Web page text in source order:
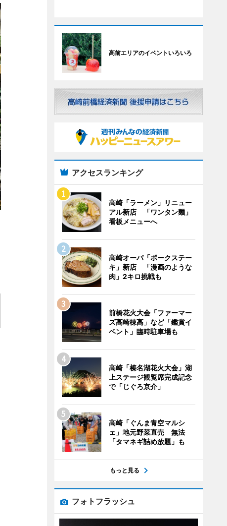
高前エリアのイベントいろいろ
アクセスランキング
高崎「ラーメン」リニュー
アル新店 「ワンタン麺」
看板メニューへ
高崎オーパ「ポークステー
キ」新店 「漫画のような
肉」2キロ挑戦も
前橋花火大会「ファーマー
ズ高崎棟高」など「鑑賞イ
ベント」臨時駐車場も
高崎「榛名湖花火大会」湖
上ステージ観覧席完成記念
で「じぐろ京介」
高崎「ぐんま青空マルシ
ェ」地元野菜直売 無法
「タマネギ詰め放題」も
もっと見る
フォトフラッシュ